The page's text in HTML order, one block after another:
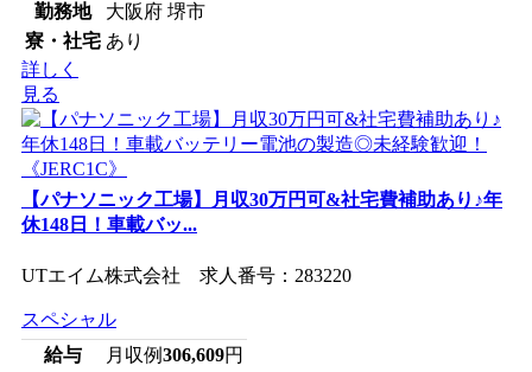
勤務地
大阪府 堺市
寮・社宅 あり
詳しく
見る
【パナソニック工場】月収30万円可&社宅費補助あり♪年
休148日！車載バッ...
UTエイム株式会社 求人番号：283220
スペシャル
給与
月収例306,609円